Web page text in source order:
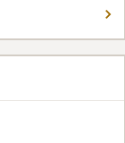
駐車場が完備され